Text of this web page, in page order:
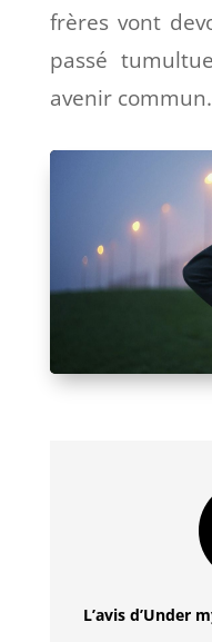
frères vont
passé
avenir commun.
L’avis d’Under